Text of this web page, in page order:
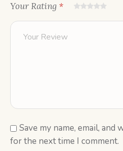
Your Rating *
Save my name, email,
for the next time I comment.